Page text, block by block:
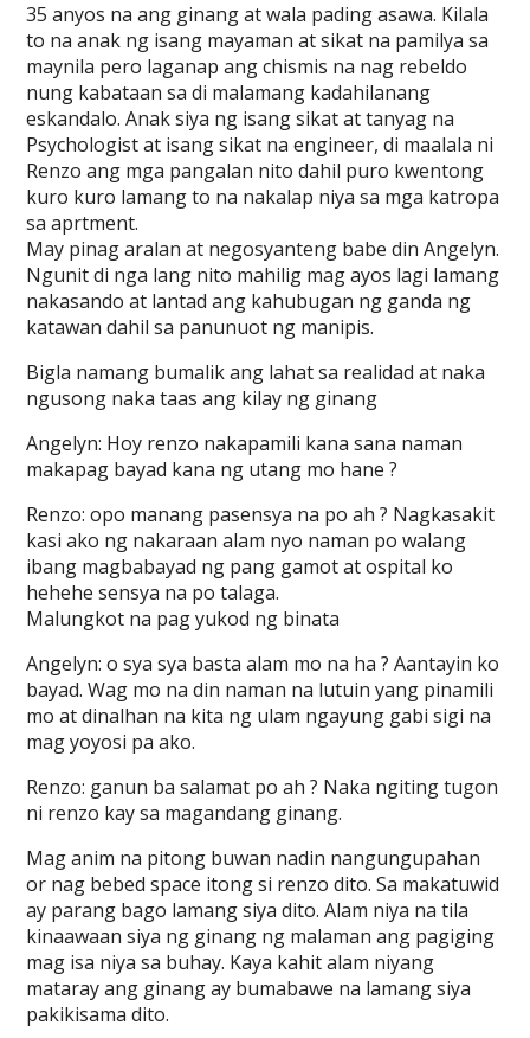
35 anyos na ang ginang at wala pading asawa. Kilala
to na anak ng isang mayaman at sikat na pamilya sa
maynila pero laganap ang chismis na nag rebeldo
nung kabataan sa di malamang kadahilanang
eskandalo. Anak siya ng isang sikat at tanyag na
Psychologist at isang sikat na engineer, di maalala ni
Renzo ang mga pangalan nito dahil puro kwentong
kuro kuro lamang to na nakalap niya sa mga katropa
sa aprtment.
May pinag aralan at negosyanteng babe din Angelyn.
Ngunit di nga lang nito mahilig mag ayos lagi lamang
nakasando at lantad ang kahubugan ng ganda ng
katawan dahil sa panunuot ng manipis.
Bigla namang bumalik ang lahat sa realidad at naka
ngusong naka taas ang kilay ng ginang
Angelyn: Hoy renzo nakapamili kana sana naman
makapag bayad kana ng utang mo hane ?
Renzo: opo manang pasensya na po ah ? Nagkasakit
kasi ako ng nakaraan alam nyo naman po walang
ibang magbabayad ng pang gamot at ospital ko
hehehe sensya na po talaga.
Malungkot na pag yukod ng binata
Angelyn: o sya sya basta alam mo na ha ? Aantayin ko
bayad. Wag mo na din naman na lutuin yang pinamili
mo at dinalhan na kita ng ulam ngayung gabi sigi na
mag yoyosi pa ako.
Renzo: ganun ba salamat po ah ? Naka ngiting tugon
ni renzo kay sa magandang ginang.
Mag anim na pitong buwan nadin nangungupahan
or nag bebed space itong si renzo dito. Sa makatuwid
ay parang bago lamang siya dito. Alam niya na tila
kinaawaan siya ng ginang ng malaman ang pagiging
mag isa niya sa buhay. Kaya kahit alam niyang
mataray ang ginang ay bumabawe na lamang siya
pakikisama dito.